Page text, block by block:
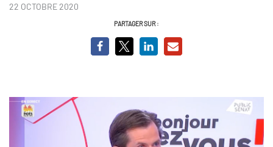
22 OCTOBRE 2020
PARTAGER SUR :